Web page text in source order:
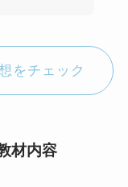
をチェック
材内容